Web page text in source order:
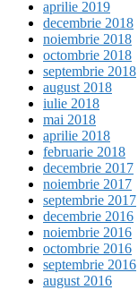
aprilie 2019
decembrie 2018
noiembrie 2018
octombrie 2018
septembrie 2018
august 2018
iulie 2018
mai 2018
aprilie 2018
februarie 2018
decembrie 2017
noiembrie 2017
septembrie 2017
decembrie 2016
noiembrie 2016
octombrie 2016
septembrie 2016
august 2016